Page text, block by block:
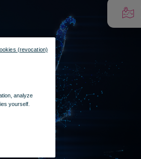
analyze
yourself.
(revocation)